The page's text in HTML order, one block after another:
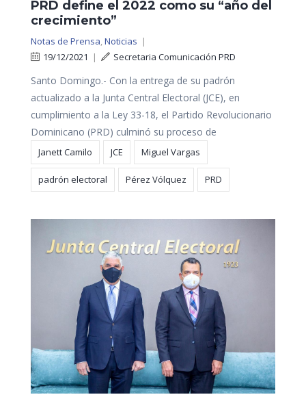
PRD define el 2022 como su “año del
crecimiento”
Notas de Prensa,Noticias |
19/12/2021
| Secretaria Comunicación PRD
Santo Domingo.- Con la entrega de su padrón
actualizado a la Junta Central Electoral (JCE), en
cumplimiento a la Ley 33-18, el Partido Revolucionario
Dominicano (PRD) culminó su proceso de
Janett Camilo JCE Miguel Vargas
padrón electoral Pérez Vólquez PRD